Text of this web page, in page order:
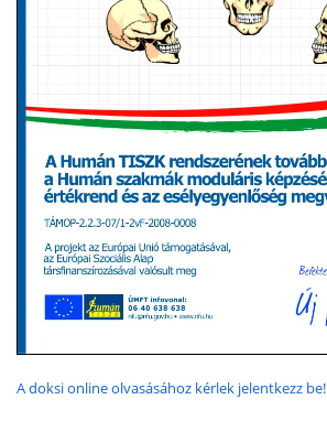
A doksi online olvasásához kérlek jelentkezz be!